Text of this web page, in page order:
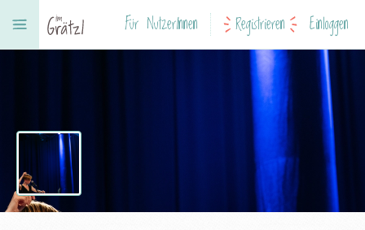
Für NutzerInnen Registrieren Einloggen